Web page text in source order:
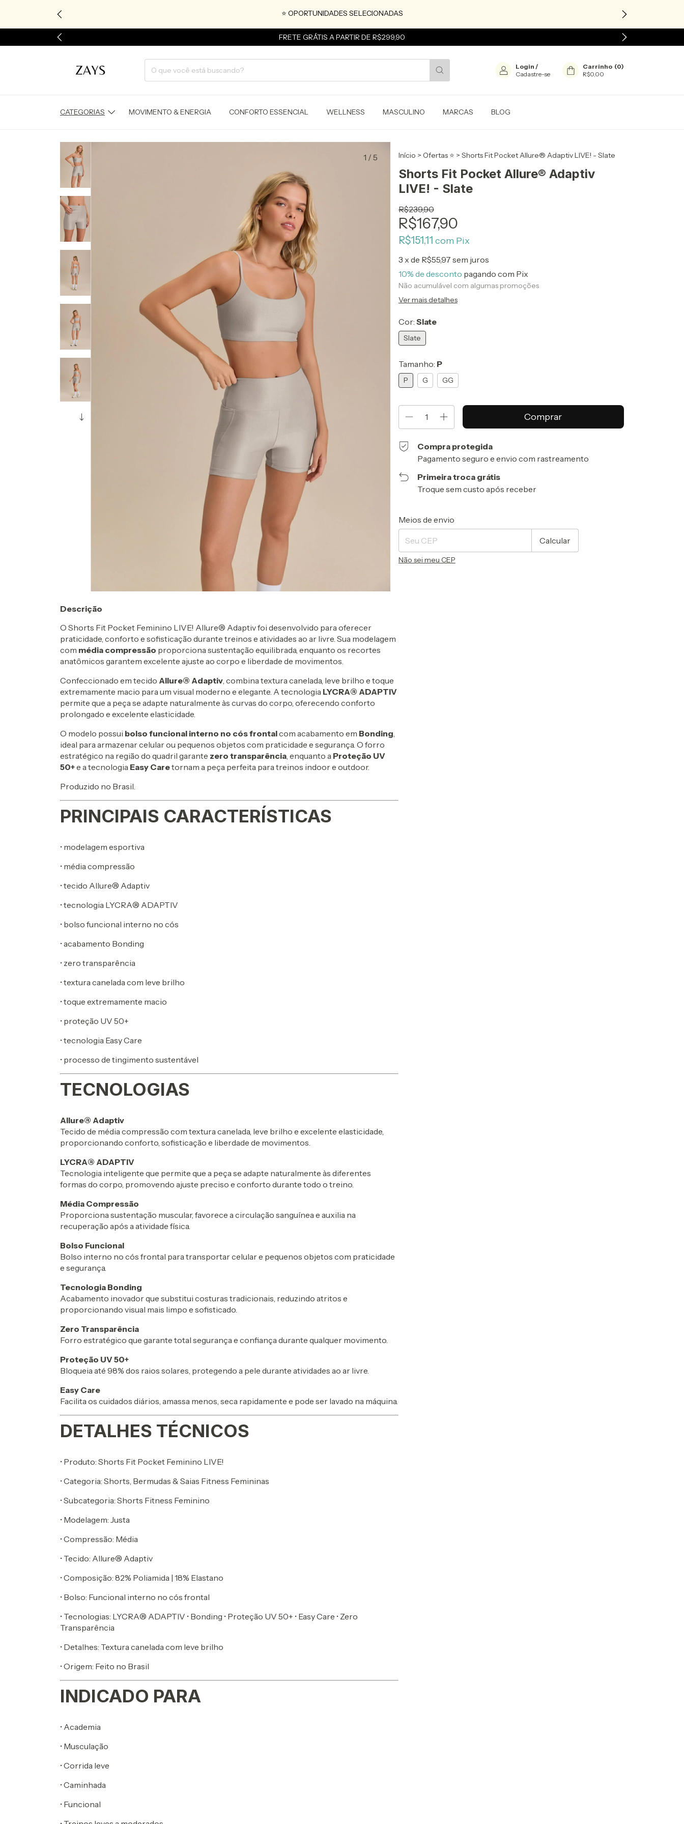
⭐ OPORTUNIDADES SELECIONADAS
FRETE GRÁTIS A PARTIR DE R$299,90
Login /
Cadastre-se
Carrinho (0)
R$0,00
CATEGORIAS MOVIMENTO & ENERGIA CONFORTO ESSENCIAL WELLNESS MASCULINO MARCAS BLOG
1 / 5 Início > Ofertas ⭐ > Shorts Fit Pocket Allure® Adaptiv LIVE! - Slate
Shorts Fit Pocket Allure® Adaptiv
LIVE! - Slate
R$239,90
R$167,90
R$151,11 com Pix
3 x de R$55,97 sem juros
10% de desconto pagando com Pix
Não acumulável com algumas promoções
Ver mais detalhes
Cor: Slate
Slate
Tamanho: P
P G GG
Compra protegida
Pagamento seguro e envio com rastreamento
Primeira troca grátis
Troque sem custo após receber
Entregas para o CEP:
Meios de envio
Calcular
Não sei meu CEP
Descrição
O Shorts Fit Pocket Feminino LIVE! Allure® Adaptiv foi desenvolvido para oferecer
praticidade, conforto e sofisticação durante treinos e atividades ao ar livre. Sua modelagem
com média compressão proporciona sustentação equilibrada, enquanto os recortes
anatômicos garantem excelente ajuste ao corpo e liberdade de movimentos.
Confeccionado em tecido Allure® Adaptiv, combina textura canelada, leve brilho e toque
extremamente macio para um visual moderno e elegante. A tecnologia LYCRA® ADAPTIV
permite que a peça se adapte naturalmente às curvas do corpo, oferecendo conforto
prolongado e excelente elasticidade.
O modelo possui bolso funcional interno no cós frontalcom acabamento em Bonding,
ideal para armazenar celular ou pequenos objetos com praticidade e segurança. O forro
estratégico na região do quadril garante zero transparência, enquanto a Proteção UV
50+e a tecnologia Easy Caretornam a peça perfeita para treinos indoor e outdoor.
Produzido no Brasil.
PRINCIPAIS CARACTERÍSTICAS
• modelagem esportiva
• média compressão
• tecido Allure® Adaptiv
• tecnologia LYCRA® ADAPTIV
• bolso funcional interno no cós
• acabamento Bonding
• zero transparência
• textura canelada com leve brilho
• toque extremamente macio
• proteção UV 50+
• tecnologia Easy Care
• processo de tingimento sustentável
TECNOLOGIAS
Allure® Adaptiv
Tecido de média compressão com textura canelada, leve brilho e excelente elasticidade,
proporcionando conforto, sofisticação e liberdade de movimentos.
LYCRA® ADAPTIV
Tecnologia inteligente que permite que a peça se adapte naturalmente às diferentes
formas do corpo, promovendo ajuste preciso e conforto durante todo o treino.
Média Compressão
Proporciona sustentação muscular, favorece a circulação sanguínea e auxilia na
recuperação após a atividade física.
Bolso Funcional
Bolso interno no cós frontal para transportar celular e pequenos objetos com praticidade
e segurança.
Tecnologia Bonding
Acabamento inovador que substitui costuras tradicionais, reduzindo atritos e
proporcionando visual mais limpo e sofisticado.
Zero Transparência
Forro estratégico que garante total segurança e confiança durante qualquer movimento.
Proteção UV 50+
Bloqueia até 98% dos raios solares, protegendo a pele durante atividades ao ar livre.
Easy Care
Facilita os cuidados diários, amassa menos, seca rapidamente e pode ser lavado na máquina.
DETALHES TÉCNICOS
• Produto: Shorts Fit Pocket Feminino LIVE!
• Categoria: Shorts, Bermudas & Saias Fitness Femininas
• Subcategoria: Shorts Fitness Feminino
• Modelagem: Justa
• Compressão: Média
• Tecido: Allure® Adaptiv
• Composição: 82% Poliamida | 18% Elastano
• Bolso: Funcional interno no cós frontal
• Tecnologias: LYCRA® ADAPTIV • Bonding • Proteção UV 50+ • Easy Care • Zero
Transparência
• Detalhes: Textura canelada com leve brilho
• Origem: Feito no Brasil
INDICADO PARA
• Academia
• Musculação
• Corrida leve
• Caminhada
• Funcional